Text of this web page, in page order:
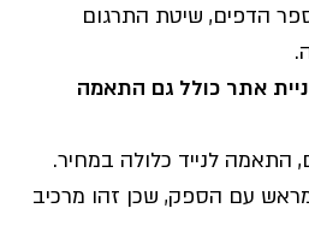
הדפים, שיטת התרגום
אתר כולל גם התאמה
התאמה לנייד כלולה במחיר.
עם הספק, שכן זהו מרכיב